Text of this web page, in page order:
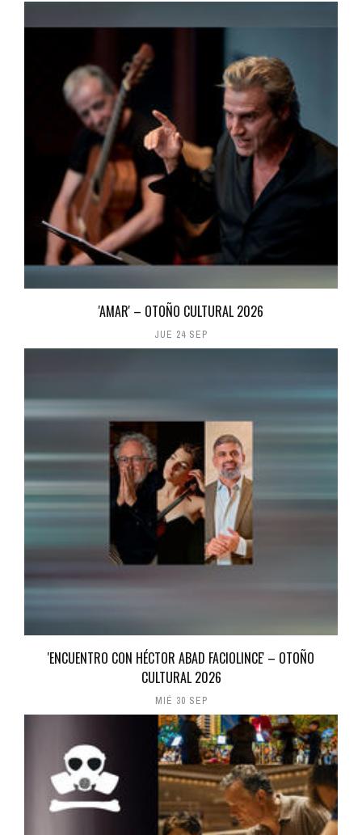
'AMAR' – OTOÑO CULTURAL 2026
JUE 24 SEP
'ENCUENTRO CON HÉCTOR ABAD FACIOLINCE' – OTOÑO
CULTURAL 2026
MIÉ 30 SEP